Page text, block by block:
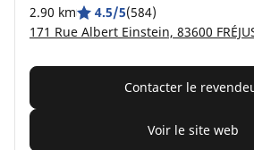
2.90 km 4.5/5(584)
171 Rue Albert Einstein, 83600
Contacter le
Voir le site web